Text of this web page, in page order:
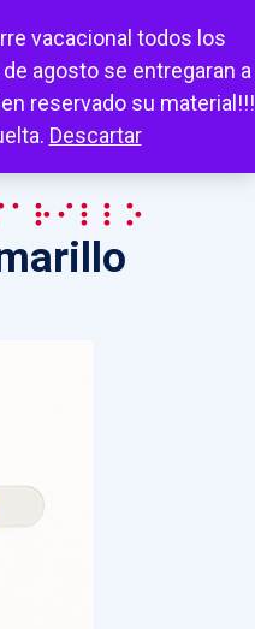
vacacional todos los
agosto se entregaran a
reservado su material!!!
Descartar
Escuchar